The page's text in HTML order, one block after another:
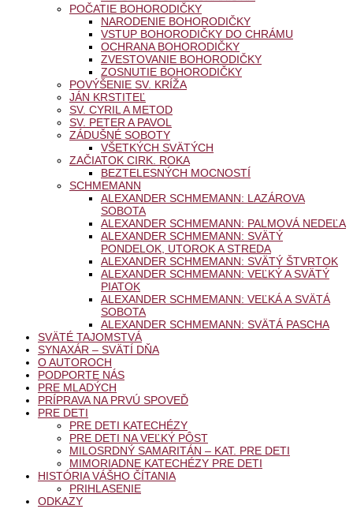
POČATIE BOHORODIČKY
NARODENIE BOHORODIČKY
VSTUP BOHORODIČKY DO CHRÁMU
OCHRANA BOHORODIČKY
ZVESTOVANIE BOHORODIČKY
ZOSNUTIE BOHORODIČKY
POVÝŠENIE SV. KRÍŽA
JÁN KRSTITEĽ
SV. CYRIL A METOD
SV. PETER A PAVOL
ZÁDUŠNÉ SOBOTY
VŠETKÝCH SVÄTÝCH
ZAČIATOK CIRK. ROKA
BEZTELESNÝCH MOCNOSTÍ
SCHMEMANN
ALEXANDER SCHMEMANN: LAZÁROVA
SOBOTA
ALEXANDER SCHMEMANN: PALMOVÁ NEDEĽA
ALEXANDER SCHMEMANN: SVÄTÝ
PONDELOK, UTOROK A STREDA
ALEXANDER SCHMEMANN: SVÄTÝ ŠTVRTOK
ALEXANDER SCHMEMANN: VEĽKÝ A SVÄTÝ
PIATOK
ALEXANDER SCHMEMANN: VEĽKÁ A SVÄTÁ
SOBOTA
ALEXANDER SCHMEMANN: SVÄTÁ PASCHA
SVÄTÉ TAJOMSTVÁ
SYNAXÁR – SVÄTÍ DŇA
O AUTOROCH
PODPORTE NÁS
PRE MLADÝCH
PRÍPRAVA NA PRVÚ SPOVEĎ
PRE DETI
PRE DETI KATECHÉZY
PRE DETI NA VEĽKÝ PÔST
MILOSRDNÝ SAMARITÁN – KAT. PRE DETI
MIMORIADNE KATECHÉZY PRE DETI
HISTÓRIA VÁŠHO ČÍTANIA
PRIHLASENIE
ODKAZY